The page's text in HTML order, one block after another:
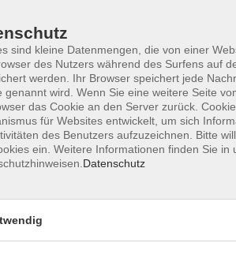
und Fragen der Forschung auf.
zu kommen.
befolgen deren heilige Ordnung
Maier beschreibt in seinem Buch
heute“ die Geschichte der Religionen
und den Monotheismus bis zu den
Menschen nach Heil. An diesem
Religionen ins Gespräch kommen.
sind kleine Datenmengen, die von einer
des Nutzers während des Surfens auf
werden. Ihr Browser speichert jede
genannt wird. Wenn Sie eine weitere Seite
das Cookie an den Server zurück.
für Websites entwickelt, um sich
des Benutzers aufzuzeichnen. Bitte
ein. Weitere Informationen finden Sie in
Datenschutz